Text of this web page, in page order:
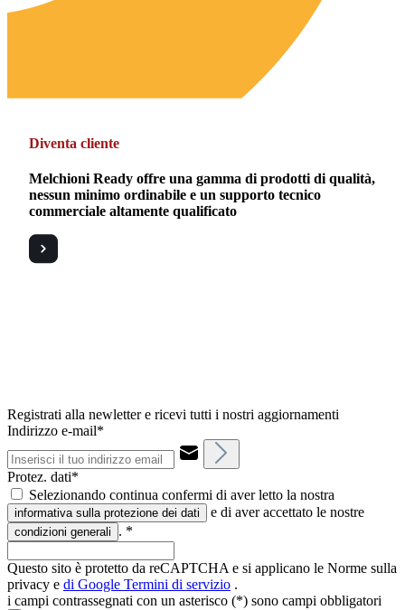
Diventa cliente
Melchioni Ready offre una gamma di prodotti di qualità,
nessun minimo ordinabile e un supporto tecnico
commerciale altamente qualificato
Registrati alla newletter e ricevi tutti i nostri aggiornamenti
Indirizzo e-mail*
Protez. dati*
Selezionando continua confermi di aver letto la nostra
informativa sulla protezione dei dati e di aver accettato le nostre
condizioni generali . *
Questo sito è protetto da reCAPTCHA e si applicano le Norme sulla
privacy e di Google Termini di servizio .
i campi contrassegnati con un asterisco (*) sono campi obbligatori